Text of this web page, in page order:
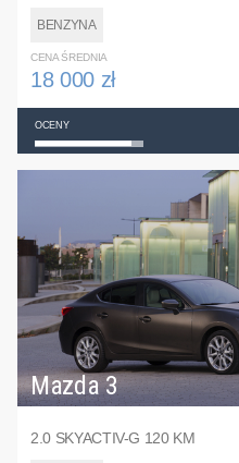
BENZYNA
CENA ŚREDNIA
18 000 zł
OCENY
Mazda 3
2.0 SKYACTIV-G 120 KM